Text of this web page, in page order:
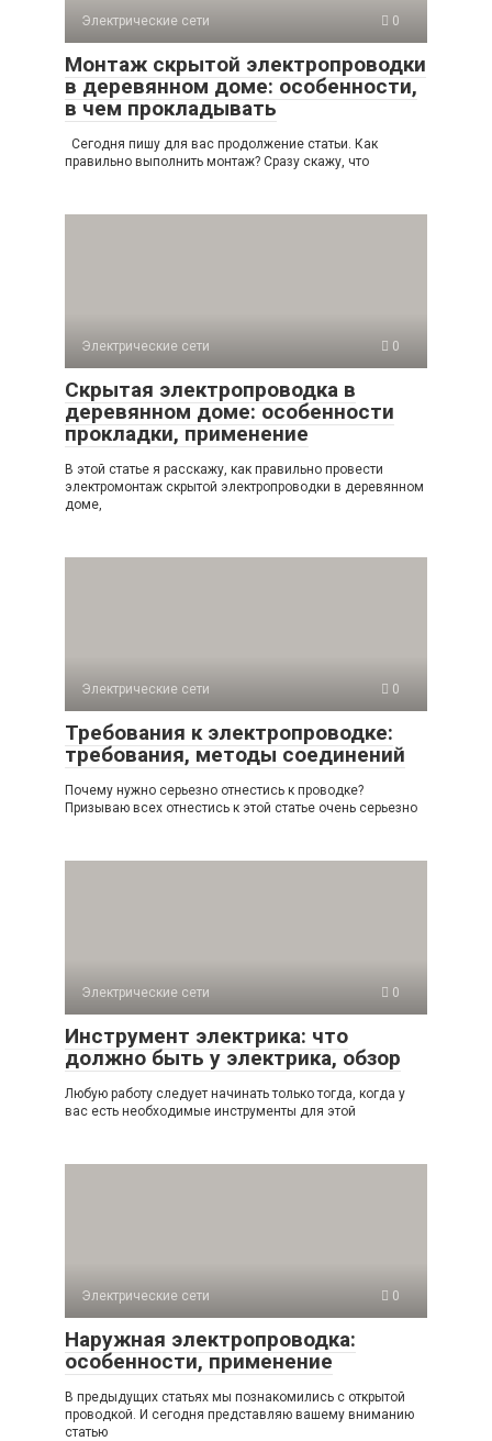
Электрические сети 0
Монтаж скрытой электропроводки
в деревянном доме: особенности,
в чем прокладывать
Сегодня пишу для вас продолжение статьи. Как
правильно выполнить монтаж? Сразу скажу, что
Электрические сети 0
Скрытая электропроводка в
деревянном доме: особенности
прокладки, применение
В этой статье я расскажу, как правильно провести
электромонтаж скрытой электропроводки в деревянном
доме,
Электрические сети 0
Требования к электропроводке:
требования, методы соединений
Почему нужно серьезно отнестись к проводке?
Призываю всех отнестись к этой статье очень серьезно
Электрические сети 0
Инструмент электрика: что
должно быть у электрика, обзор
Любую работу следует начинать только тогда, когда у
вас есть необходимые инструменты для этой
Электрические сети 0
Наружная электропроводка:
особенности, применение
В предыдущих статьях мы познакомились с открытой
проводкой. И сегодня представляю вашему вниманию
статью